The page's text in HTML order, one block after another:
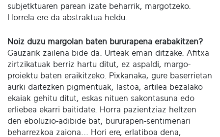
subjetktuaren parean izate beharrik, margotzeko.
Horrela ere da abstraktua heldu.
Noiz duzu margolan baten bururapena erabakitzen?
Gauzarik zailena bide da. Urteak eman ditzake. Afitxa
zirtzikatuak berriz hartu ditut, ez aspaldi, margo-
proiektu baten eraikitzeko. Pixkanaka, gure baserrietan
aurki daitezken pigmentuak, lastoa, artilea bezalako
ekaiak gehitu ditut, eskas nituen sakontasuna edo
erliebea ekarri baitidate. Horra pazientziaz heltzen
den eboluzio-adibide bat, bururapen-sentimenari
beharrezkoa zaiona... Hori ere, erlatiboa dena,